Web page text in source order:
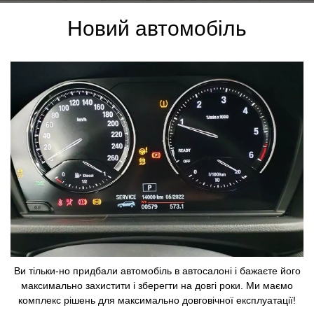
Новий автомобіль
Ви тільки-но придбали автомобіль в автосалоні і бажаєте його
максимально захистити і зберегти на довгі роки. Ми маємо
комплекс рішень для максимально довговічної експлуатації!